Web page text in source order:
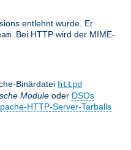
entlehnt wurde. Er
. Bei HTTP wird der MIME-
Binärdatei httpd
Module oder DSOs
HTTP-Server-Tarballs